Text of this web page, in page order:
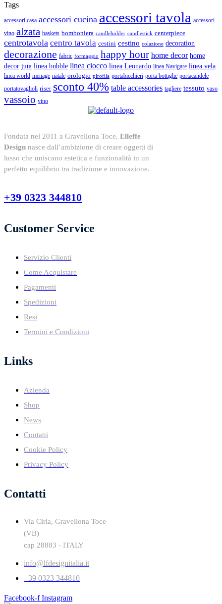
Tags
accessori casa accessori cucina accessori tavola accessori
vino alzata baskets bomboniera candleholder candlestick centerpiece
centrotavola centro tavola cestini cestino colazione decoration
decorazione fabric formaggio happy hour home decor home
decor juta linea bubble linea ciocco linea Leonardo linea Navigare linea vela
linea world menage natale orologio pirofila portabicchieri porta bottiglie portacandele
portatovaglioli riser sconto 40% table accessories tagliere tessuto vaso
vassoio vino
Fondata nel 2011 a Gravellona Toce, Elleffe
Design nasce dall’ambizione di creare oggetti di
lusso che uniscano estetica e funzionalità in un
perfetto equilibrio tra tradizione e innovazione.
+39 0323 344810
Customer Service
Servizio Clienti
Come Acquistare
Pagamenti
Spedizioni
Resi
Termini e Condizioni
Links
Azienda
Shop
News
Contatti
Cookie Policy
Privacy Policy
Contatti
Via Cirla, Gravellona Toce
(VB)
cap 28883 - ITALY
info@lfdesignitalia.it
+39 0323 344810
Facebook-f Instagram